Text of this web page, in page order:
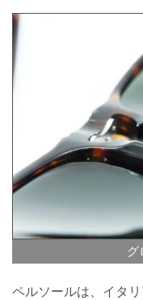
グ
ペルソールは、イタ